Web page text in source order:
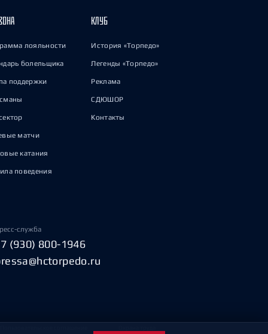
лояльности
болельщика
поддержки
матчи
катания
поведения
КЛУБ
История «Торпедо»
Легенды «Торпедо»
Реклама
СДЮШОР
Контакты
служба
(930) 800-1946